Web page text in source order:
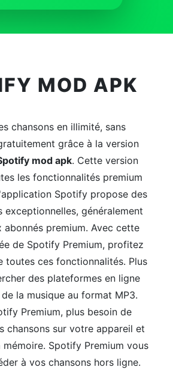
MOD APK
chansons en illimité, sans
grâce à la version
mod apk. Cette version
les fonctionnalités premium
Spotify propose des
exceptionnelles, généralement
abonnés premium. Avec cette
de Spotify Premium, profitez
toutes ces fonctionnalités. Plus
des plateformes en ligne
la musique au format MP3.
Premium, plus besoin de
chansons sur votre appareil et
Spotify Premium vous
à vos chansons hors ligne.